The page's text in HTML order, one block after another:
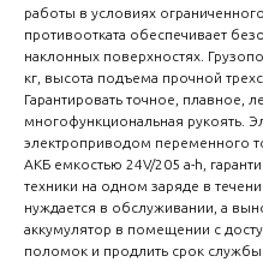
работы в условиях
противоотката обеспечивает
наклонных поверхностях.
кг, высота подъема прочной
Гарантировать точное, плавное,
многофункциональная рукоять.
электроприводом переменного
АКБ емкостью 24V/205 a-h,
техники на одном заряде в
нуждается в обслуживании, а
аккумулятор в помещении с
поломок и продлить срок